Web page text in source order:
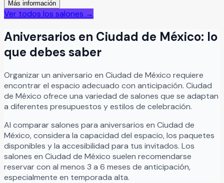
Más información
Ver todos los salones →
Aniversarios en Ciudad de México: lo
que debes saber
Organizarun aniversario en Ciudad de México requiere
encontrar el espacio adecuado con anticipación. Ciudad
de México ofrece una variedad de salones que se adaptan
a diferentes presupuestos y estilos de celebración.
Al comparar salones para aniversarios en Ciudad de
México, considera la capacidad del espacio, los paquetes
disponibles y la accesibilidad para tus invitados. Los
salones en Ciudad de México suelen recomendarse
reservar con al menos 3 a 6 meses de anticipación,
especialmente en temporada alta.